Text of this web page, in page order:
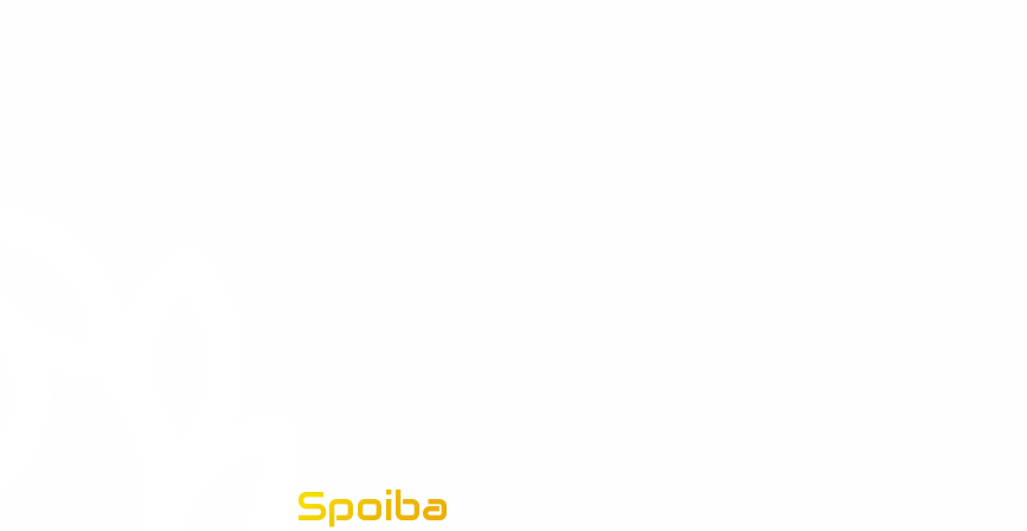
Spoiba